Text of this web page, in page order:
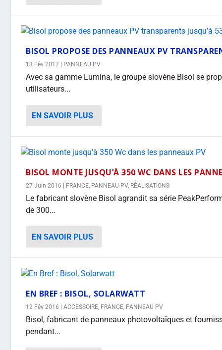
BISOL PROPOSE DES PANNEAUX PV
13 Fév 2017 PANNEAU PV
Avec sa gamme Lumina, le groupe slovène Bisol se
utilisateurs...
EN SAVOIR PLUS
BISOL MONTE JUSQU’À 350 WC DANS LES
27 Juin 2016 FRANCE, PANNEAU PV, RÉALISATIONS
Le fabricant slovène Bisol agrandit sa série
de 300...
EN SAVOIR PLUS
EN BREF : BISOL, SOLARWATT
12 Fév 2016 |ACCESSOIRE, FRANCE, PANNEAU PV
Bisol, fabricant de panneaux photovoltaïques et
pendant...